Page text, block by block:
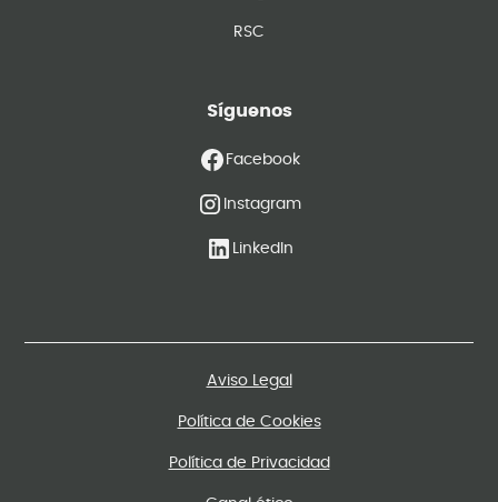
RSC
Síguenos
Facebook
Instagram
LinkedIn
Aviso Legal
Política de Cookies
Política de Privacidad